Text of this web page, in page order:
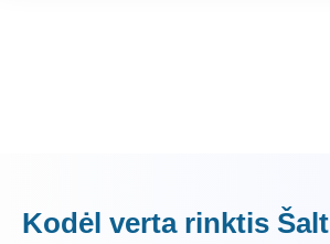
Kodėl verta rinktis